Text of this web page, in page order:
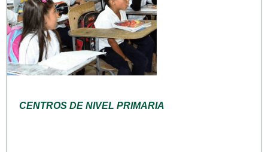
CENTROS DE NIVEL PRIMARIA